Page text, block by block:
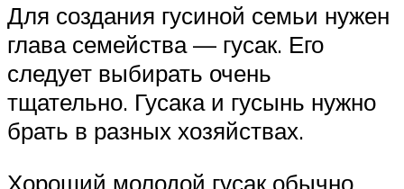
Для создания гусиной семьи нужен
глава семейства — гусак. Его
следует выбирать очень
тщательно. Гусака и гусынь нужно
брать в разных хозяйствах.
Хороший молодой гусак обычно